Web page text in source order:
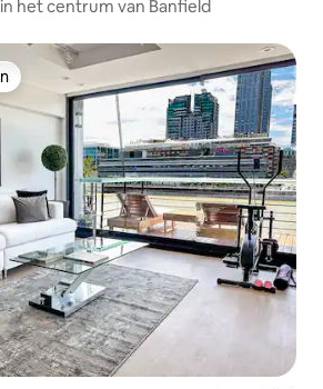
het centrum van Banfield